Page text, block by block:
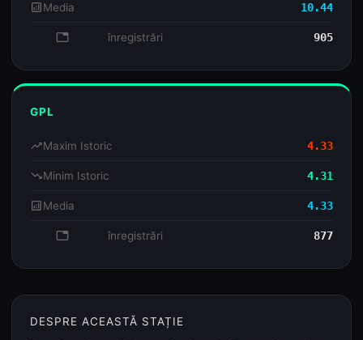
analyticsMedia 10.44
database înregistrări 905
GPL
trending_upMaxim Istoric 4.33
trending_downMinim Istoric 4.31
analyticsMedia 4.33
database înregistrări 877
DESPRE ACEASTĂ STAȚIE